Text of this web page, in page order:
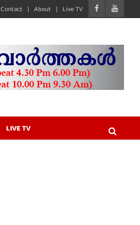
Contact About Live TV
LIVE TV